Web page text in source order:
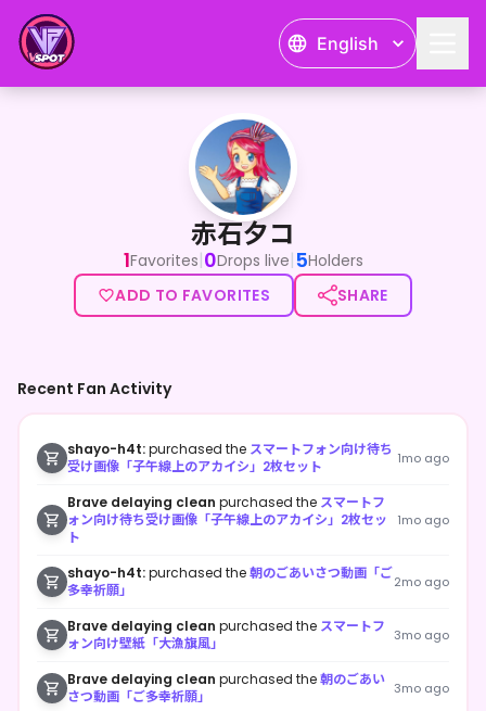
English
赤石夕コ
赤石夕コ
1Favorites|0Drops live|5Holders
ADD TO FAVORITES
SHARE
Recent Fan Activity
shayo-h4t:purchased the スマートフォン向け待ち
受け画像「子午線上のアカイシ」2枚セット
1mo ago
Brave delaying clean purchased the スマートフ
ォン向け待ち受け画像「子午線上のアカイシ」2枚セッ
ト
1mo ago
shayo-h4t:purchased the朝のごあいさつ動画「ご
多幸祈願」
2mo ago
Brave delaying clean purchased the スマートフ
ォン向け壁紙「大漁旗風」
3mo ago
Brave delaying clean purchased the朝のごあい
さつ動画「ご多幸祈願」
3mo ago